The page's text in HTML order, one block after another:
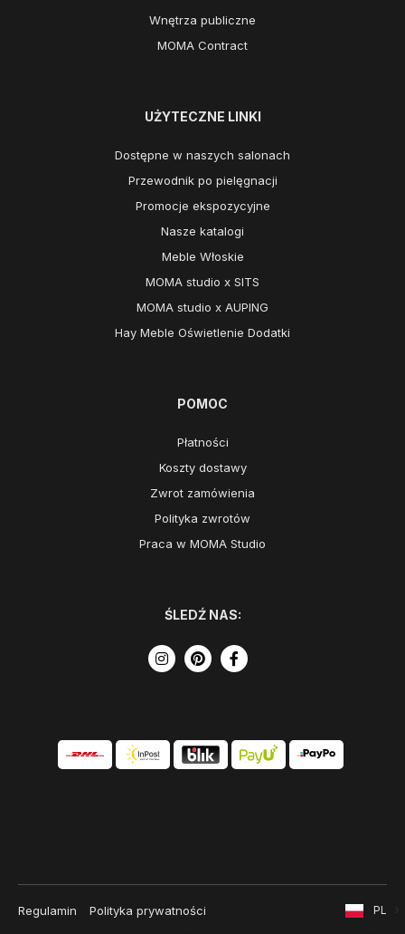
Wnętrza publiczne
MOMA Contract
UŻYTECZNE LINKI
Dostępne w naszych salonach
Przewodnik po pielęgnacji
Promocje ekspozycyjne
Nasze katalogi
Meble Włoskie
MOMA studio x SITS
MOMA studio x AUPING
Hay Meble Oświetlenie Dodatki
POMOC
Płatności
Koszty dostawy
Zwrot zamówienia
Polityka zwrotów
Praca w MOMA Studio
ŚLEDŹ NAS:
Regulamin Polityka prywatności PL